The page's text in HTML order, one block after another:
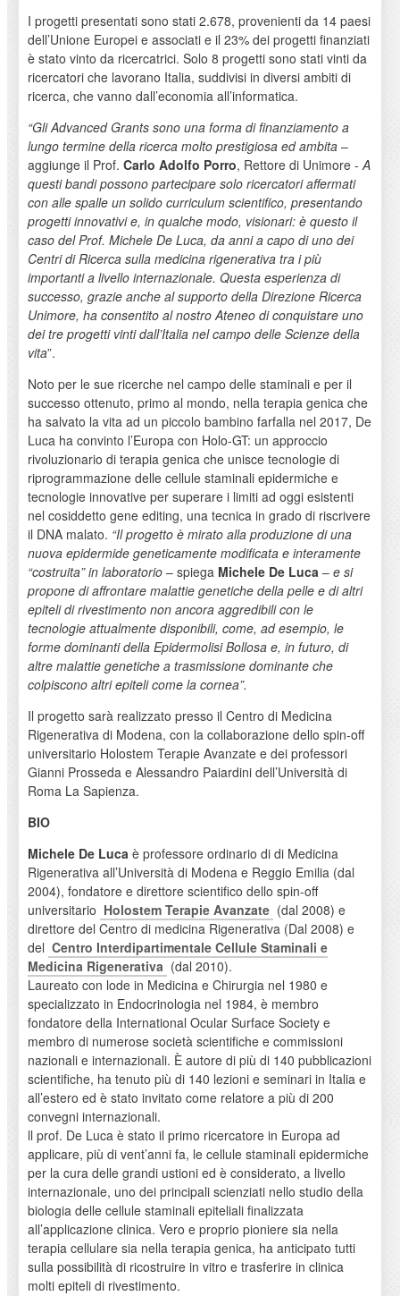
I progetti presentati sono stati 2.678, provenienti da 14 paesi
dell’Unione Europei e associati e il 23% dei progetti finanziati
è stato vinto da ricercatrici. Solo 8 progetti sono stati vinti da
ricercatori che lavorano Italia, suddivisi in diversi ambiti di
ricerca, che vanno dall’economia all’informatica.
“Gli Advanced Grants sono una forma di finanziamento a
lungo termine della ricerca molto prestigiosa ed ambita –
aggiunge il Prof. Carlo Adolfo Porro, Rettore di Unimore -A
questi bandi possono partecipare solo ricercatori affermati
con alle spalle un solido curriculum scientifico, presentando
progetti innovativi e, in qualche modo, visionari: è questo il
caso del Prof. Michele De Luca, da anni a capo di uno dei
Centri di Ricerca sulla medicina rigenerativa tra i più
importanti a livello internazionale. Questa esperienza di
successo, grazie anche al supporto della Direzione Ricerca
Unimore, ha consentito al nostro Ateneo di conquistare uno
dei tre progetti vinti dall’Italia nel campo delle Scienze della
vita”.
Noto per le sue ricerche nel campo delle staminali e per il
successo ottenuto, primo al mondo, nella terapia genica che
ha salvato la vita ad un piccolo bambino farfalla nel 2017, De
Luca ha convinto l’Europa con Holo-GT: un approccio
rivoluzionario di terapia genica che unisce tecnologie di
riprogrammazione delle cellule staminali epidermiche e
tecnologie innovative per superare i limiti ad oggi esistenti
nel cosiddetto gene editing, una tecnica in grado di riscrivere
il DNA malato. “Il progetto è mirato alla produzione di una
nuova epidermide geneticamente modificata e interamente
“costruita” in laboratorio– spiega Michele De Luca– e si
propone di affrontare malattie genetiche della pelle e di altri
epiteli di rivestimento non ancora aggredibili con le
tecnologie attualmente disponibili, come, ad esempio, le
forme dominanti della Epidermolisi Bollosa e, in futuro, di
altre malattie genetiche a trasmissione dominante che
colpiscono altri epiteli come la cornea”.
Il progetto sarà realizzato presso il Centro di Medicina
Rigenerativa di Modena, con la collaborazione dello spin-off
universitario Holostem Terapie Avanzate e dei professori
Gianni Prosseda e Alessandro Paiardini dell’Università di
Roma La Sapienza.
BIO
Michele De Lucaè professore ordinario di di Medicina
Rigenerativa all’Università di Modena e Reggio Emilia (dal
2004), fondatore e direttore scientifico dello spin-off
universitario Holostem Terapie Avanzate (dal 2008) e
direttore del Centro di medicina Rigenerativa (Dal 2008) e
del Centro Interdipartimentale Cellule Staminali e
Medicina Rigenerativa (dal 2010).
Laureato con lode in Medicina e Chirurgia nel 1980 e
specializzato in Endocrinologia nel 1984, è membro
fondatore della International Ocular Surface Society e
membro di numerose società scientifiche e commissioni
nazionali e internazionali. È autore di più di 140 pubblicazioni
scientifiche, ha tenuto più di 140 lezioni e seminari in Italia e
all’estero ed è stato invitato come relatore a più di 200
convegni internazionali.
ll prof. De Luca è stato il primo ricercatore in Europa ad
applicare, più di vent’anni fa, le cellule staminali epidermiche
per la cura delle grandi ustioni ed è considerato, a livello
internazionale, uno dei principali scienziati nello studio della
biologia delle cellule staminali epiteliali finalizzata
all’applicazione clinica. Vero e proprio pioniere sia nella
terapia cellulare sia nella terapia genica, ha anticipato tutti
sulla possibilità di ricostruire in vitro e trasferire in clinica
molti epiteli di rivestimento.